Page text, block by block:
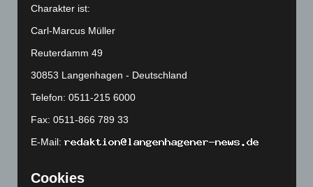
Dezember 2023
November 2023(130)
Oktober 2023(114)
September 2023(133)
August 2023(134)
Juli 2023(118)
Juni 2023(142)
April 2023(155)
Charakter ist:
Carl-Marcus Müller
Reuterdamm 49
30853 Langenhagen - Deutschland
Telefon: 0511-215 6000
Fax: 0511-866 789 33
E-Mail:
Cookies